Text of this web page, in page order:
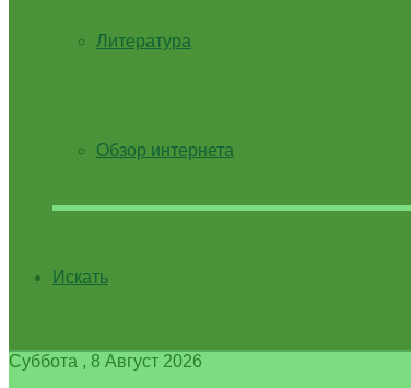
Литература
Обзор интернета
Искать
Суббота , 8 Август 2026